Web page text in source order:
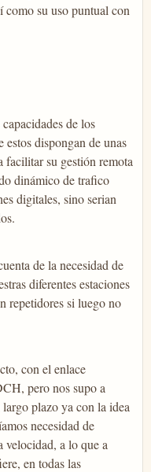
su uso puntual con
de los
estos dispongan de unas
facilitar su gestión remota
dinámico de trafico
digitales, sino serian
de la necesidad de
diferentes estaciones
repetidores si luego no
con el enlace
pero nos supo a
plazo ya con la idea
necesidad de
velocidad, a lo que a
en todas las